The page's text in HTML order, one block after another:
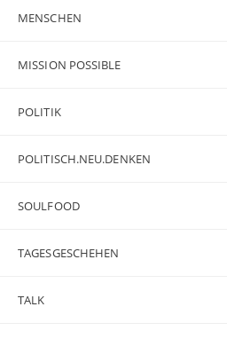
MENSCHEN
MISSION POSSIBLE
POLITIK
POLITISCH.NEU.DENKEN
SOULFOOD
TAGESGESCHEHEN
TALK